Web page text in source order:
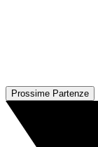
Prossime Partenze